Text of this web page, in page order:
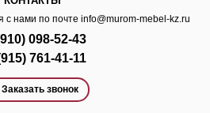
с нами по почте info@murom-mebel-kz.ru
098-52-43
761-41-11
Заказать звонок